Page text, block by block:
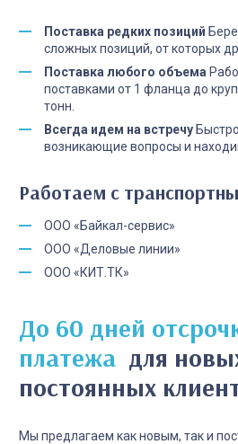
Поставка редких позиций
сложных позиций, от которых
Поставка любого объема
поставками от 1 фланца до
тонн.
Всегда идем на встречу
возникающие вопросы и
Работаем с
ООО «Байкал-сервис»
ООО «Деловые линии»
ООО «КИТ.ТК»
До 60 дней отсрочка
платежа для
постоянных
Мы предлагаем как новым, так и